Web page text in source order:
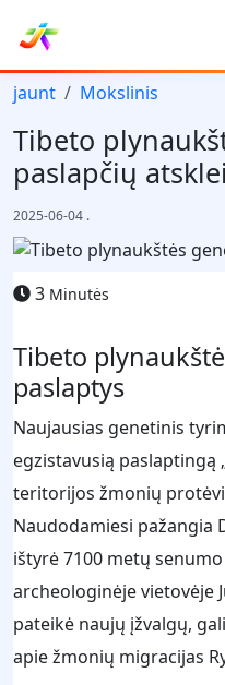
jaunt Mokslinis
Tibeto
paslapčių
2025-06-04 .
3 Minutės
Tibeto
paslaptys
Naujausias genetinis
egzistavusią paslaptingą
teritorijos žmonių
Naudodamiesi pažangia
ištyrė 7100 metų
archeologinėje vietovėje
pateikė naujų įžvalgų,
apie žmonių migracijas